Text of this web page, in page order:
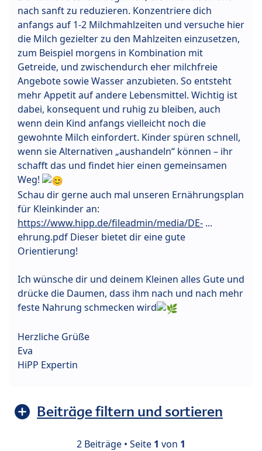
nach sanft zu reduzieren. Konzentriere dich
anfangs auf 1-2 Milchmahlzeiten und versuche hier
die Milch gezielter zu den Mahlzeiten einzusetzen,
zum Beispiel morgens in Kombination mit
Getreide, und zwischendurch eher milchfreie
Angebote sowie Wasser anzubieten. So entsteht
mehr Appetit auf andere Lebensmittel. Wichtig ist
dabei, konsequent und ruhig zu bleiben, auch
wenn dein Kind anfangs vielleicht noch die
gewohnte Milch einfordert. Kinder spüren schnell,
wenn sie Alternativen „aushandeln“ können – ihr
schafft das und findet hier einen gemeinsamen
Weg!
Schau dir gerne auch mal unseren Ernährungsplan
für Kleinkinder an:
https://www.hipp.de/fileadmin/media/DE- ...
ehrung.pdf Dieser bietet dir eine gute
Orientierung!
Ich wünsche dir und deinem Kleinen alles Gute und
drücke die Daumen, dass ihm nach und nach mehr
feste Nahrung schmecken wird
Herzliche Grüße
Eva
HiPP Expertin
Beiträge filtern und sortieren
2 Beiträge • Seite 1 von 1